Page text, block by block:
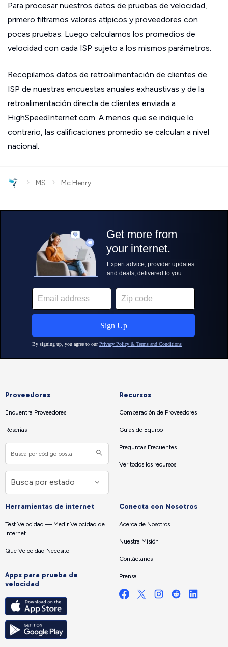
Para procesar nuestros datos de pruebas de velocidad,
primero filtramos valores atípicos y proveedores con
pocas pruebas. Luego calculamos los promedios de
velocidad con cada ISP sujeto a los mismos parámetros.
Recopilamos datos de retroalimentación de clientes de
ISP de nuestras encuestas anuales exhaustivas y de la
retroalimentación directa de clientes enviada a
HighSpeedInternet.com. A menos que se indique lo
contrario, las calificaciones promedio se calculan a nivel
nacional.
› MS › Mc Henry
Proveedores
Encuentra Proveedores
Reseñas
Recursos
Comparación de Proveedores
Guías de Equipo
Preguntas Frecuentes
Ver todos los recursos
Herramientas de internet
Test Velocidad — Medir Velocidad de
Internet
Que Velocidad Necesito
Apps para prueba de
velocidad
Conecta con Nosotros
Acerca de Nosotros
Nuestra Misión
Contáctanos
Prensa